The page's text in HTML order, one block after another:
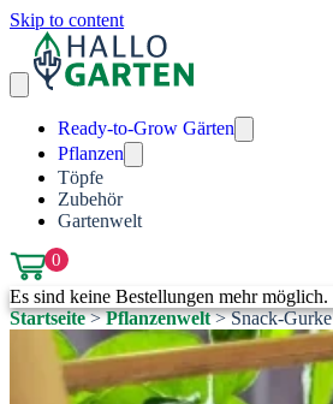
Skip to content
Ready-to-Grow Gärten
Pflanzen
Töpfe
Zubehör
Gartenwelt
0
Es sind keine Bestellungen mehr möglich.
Startseite > Pflanzenwelt > Snack-Gurke